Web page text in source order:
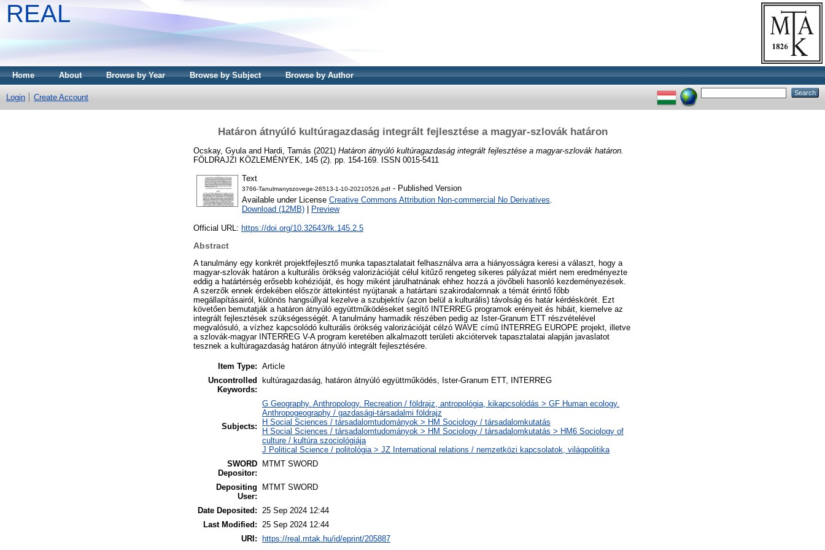
REAL
Home About Browse by Year Browse by Subject Browse by Author
Login Create Account
Határon átnyúló kultúragazdaság integrált fejlesztése a magyar-szlovák határon
Ocskay, Gyula and Hardi, Tamás (2021) Határon átnyúló kultúragazdaság integrált fejlesztése a magyar-szlovák határon.
FÖLDRAJZI KÖZLEMÉNYEK, 145 (2). pp. 154-169. ISSN 0015-5411
Text
3766-Tanulmanyszovege-26513-1-10-20210526.pdf - Published Version
Available under License Creative Commons Attribution Non-commercial No Derivatives.
Download (12MB)
Preview
Official URL: https://doi.org/10.32643/fk.145.2.5
Abstract
A tanulmány egy konkrét projektfejlesztő munka tapasztalatait felhasználva arra a hiányosságra keresi a választ, hogy a
magyar-szlovák határon a kulturális örökség valorizációját célul kitűző rengeteg sikeres pályázat miért nem eredményezte
eddig a határtérség erősebb kohézióját, és hogy miként járulhatnának ehhez hozzá a jövőbeli hasonló kezdeményezések.
A szerzők ennek érdekében először áttekintést nyújtanak a határtani szakirodalomnak a témát érintő főbb
megállapításairól, különös hangsúllyal kezelve a szubjektív (azon belül a kulturális) távolság és határ kérdéskörét. Ezt
követően bemutatják a határon átnyúló együttműködéseket segítő INTERREG programok erényeit és hibáit, kiemelve az
integrált fejlesztések szükségességét. A tanulmány harmadik részében pedig az Ister-Granum ETT részvételével
megvalósuló, a vízhez kapcsolódó kulturális örökség valorizációját célzó WAVE című INTERREG EUROPE projekt, illetve
a szlovák-magyar INTERREG V-A program keretében alkalmazott területi akciótervek tapasztalatai alapján javaslatot
tesznek a kultúragazdaság határon átnyúló integrált fejlesztésére.
Item Type: Article
Uncontrolled
Keywords:
kultúragazdaság, határon átnyúló együttműködés, Ister-Granum ETT, INTERREG
Subjects:
G Geography. Anthropology. Recreation / földrajz, antropológia, kikapcsolódás > GF Human ecology.
Anthropogeography / gazdasági-társadalmi földrajz
H Social Sciences / társadalomtudományok > HM Sociology / társadalomkutatás
H Social Sciences / társadalomtudományok > HM Sociology / társadalomkutatás > HM6 Sociology of
culture / kultúra szociológiája
J Political Science / politológia > JZ International relations / nemzetközi kapcsolatok, világpolitika
SWORD
Depositor:
MTMT SWORD
Depositing
User:
MTMT SWORD
Date Deposited:
25 Sep 2024 12:44
Last Modified:
25 Sep 2024 12:44
URI:
https://real.mtak.hu/id/eprint/205887